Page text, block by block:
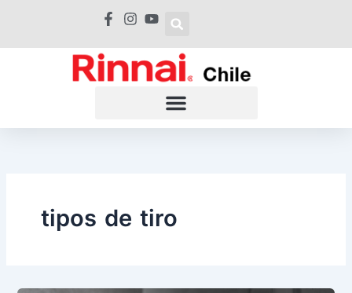
contenido
tipos de tiro